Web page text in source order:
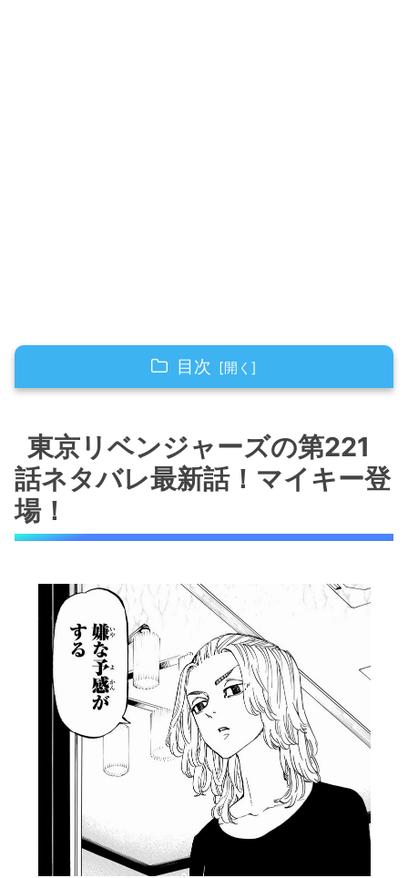
目次
話！マイキー登場！
東京リベンジャーズの第221話ネタバレ最新
話！六波羅単代との全面戦争？
東京リベンジャーズの第221話ネタバレ最新
東京リベンジャーズの第221話ネタバレ最新
話！六波羅単代（ろくはらたんだい）の目的
は？
東京リベンジャーズの第221話ネタバレ最新
話！ドラケンがタケミチに言い残した言葉
「東京リベンジャーズの第221話ネタバレ最新
話！タケミチの未来視の正体は？」まとめ
東京リベンジャーズの第221
話ネタバレ最新話！マイキー登
場！